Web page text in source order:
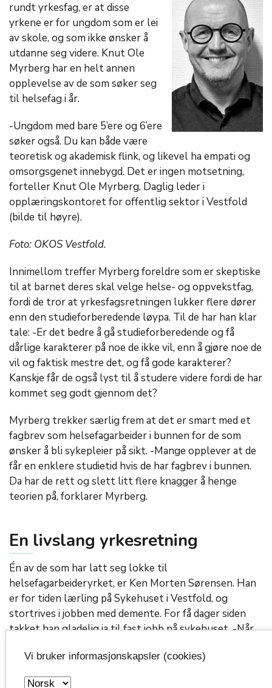
rundt yrkesfag, er at disse
yrkene er for ungdom som er lei
av skole, og som ikke ønsker å
utdanne seg videre. Knut Ole
Myrberg har en helt annen
opplevelse av de som søker seg
til helsefag i år.
-Ungdom med bare 5’ere og 6’ere
søker også. Du kan både være
teoretisk og akademisk flink, og likevel ha empati og
omsorgsgenet innebygd. Det er ingen motsetning,
forteller Knut Ole Myrberg, Daglig leder i
opplæringskontoret for offentlig sektor i Vestfold
(bilde til høyre).
Foto: OKOS Vestfold.
Innimellom treffer Myrberg foreldre som er skeptiske
til at barnet deres skal velge helse- og oppvekstfag,
fordi de tror at yrkesfagsretningen lukker flere dører
enn den studieforberedende løypa. Til de har han klar
tale: -Er det bedre å gå studieforberedende og få
dårlige karakterer på noe de ikke vil, enn å gjøre noe de
vil og faktisk mestre det, og få gode karakterer?
Kanskje får de også lyst til å studere videre fordi de har
kommet seg godt gjennom det?
Myrberg trekker særlig frem at det er smart med et
fagbrev som helsefagarbeider i bunnen for de som
ønsker å bli sykepleier på sikt. -Mange opplever at de
får en enklere studietid hvis de har fagbrev i bunnen.
Da har de rett og slett litt flere knagger å henge
teorien på, forklarer Myrberg.
En livslang yrkesretning
Én av de som har latt seg lokke til
helsefagarbeideryrket, er Ken Morten Sørensen. Han
er for tiden lærling på Sykehuset i Vestfold, og
stortrives i jobben med demente. For få dager siden
takket han gladelig ja til fast jobb på sykehuset. -Når
fast jobb, på stedet som er førstevalget mitt, sier han
og smiler.
Vi bruker informasjonskapsler (cookies)